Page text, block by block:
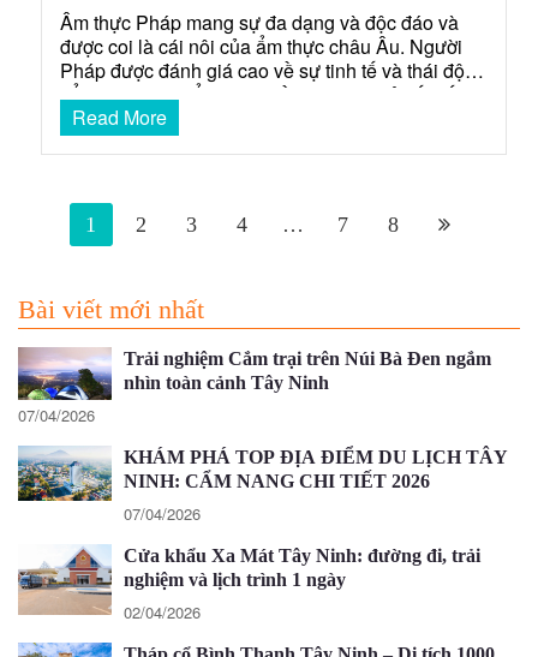
Ẩm thực Pháp mang sự đa dạng và độc đáo và
được coi là cái nôi của ẩm thực châu Âu. Người
Pháp được đánh giá cao về sự tinh tế và thái độ
cẩn trọng trong ẩm thực, đồng thời có cả yếu tố
nghệ thuật trong việc sắp xếp và thưởng thức
các…
Read More
1 2 3 4 … 7 8
Bài viết mới nhất
Trải nghiệm Cắm trại trên Núi Bà Đen ngắm
nhìn toàn cảnh Tây Ninh
07/04/2026
KHÁM PHÁ TOP ĐỊA ĐIỂM DU LỊCH TÂY
NINH: CẨM NANG CHI TIẾT 2026
07/04/2026
Cửa khẩu Xa Mát Tây Ninh: đường đi, trải
nghiệm và lịch trình 1 ngày
02/04/2026